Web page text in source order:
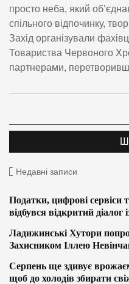
просто неба, який
спільного відпочинку,
Захід організували
Товариства Червоного
партнерами,
Недавні записи
Податки, цифрові сервіси
відбувся відкритий діалог
Ладижинські Хутори
Захисником Іллею
Серпень ще здивує
щоб до холодів збирати